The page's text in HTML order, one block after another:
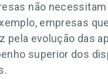
não
empresas
pela evolução das
superior dos